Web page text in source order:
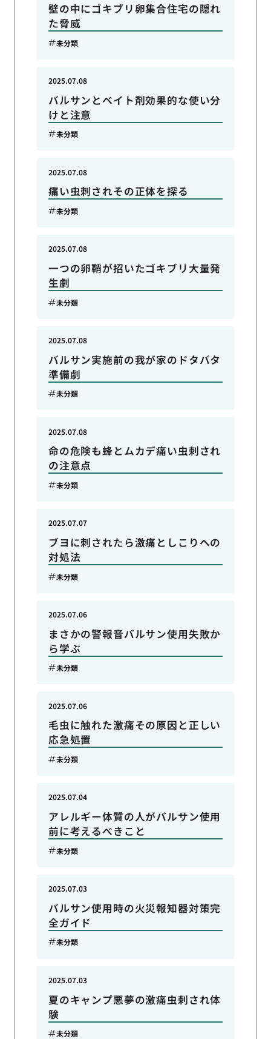
壁の中にゴキブリ卵集合住宅の隠れ
た脅威
未分類
バルサンとベイト剤効果的な使い分
けと注意
2025.07.08
未分類
痛い虫刺されその正体を探る
2025.07.08
未分類
一つの卵鞘が招いたゴキブリ大量発
生劇
2025.07.08
未分類
バルサン実施前の我が家のドタバタ
準備劇
2025.07.08
未分類
命の危険も蜂とムカデ痛い虫刺され
の注意点
2025.07.08
未分類
ブヨに刺されたら激痛としこりへの
対処法
2025.07.07
未分類
まさかの警報音バルサン使用失敗か
ら学ぶ
2025.07.06
未分類
毛虫に触れた激痛その原因と正しい
応急処置
2025.07.06
未分類
アレルギー体質の人がバルサン使用
前に考えるべきこと
2025.07.04
未分類
バルサン使用時の火災報知器対策完
全ガイド
2025.07.03
未分類
夏のキャンプ悪夢の激痛虫刺され体
験
2025.07.03
未分類